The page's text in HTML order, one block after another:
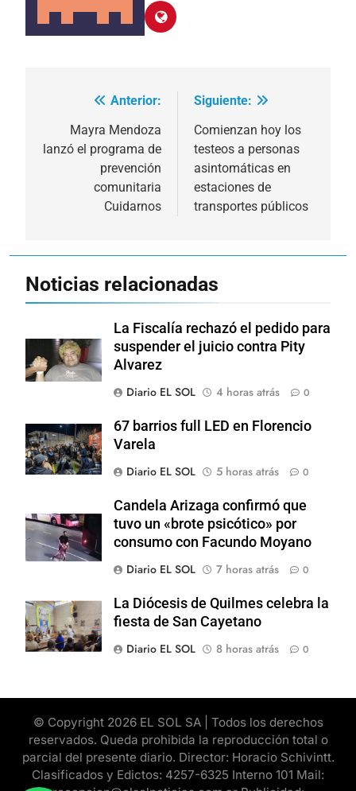
Navegación
entradas
Anterior:
Mayra Mendoza
lanzó el programa de
prevención
comunitaria
Cuidarnos
Siguiente:
Comienzan hoy los
testeos a personas
asintomáticas en
estaciones de
transportes públicos
Noticias relacionadas
La Fiscalía rechazó el pedido para
suspender el juicio contra Pity
Alvarez
Diario EL SOL
4 horas atrás 0
67 barrios full LED en Florencio
Varela
Diario EL SOL
5 horas atrás 0
Candela Arizaga confirmó que
tuvo un «brote psicótico» por
consumo con Facundo Moyano
Diario EL SOL
7 horas atrás 0
La Diócesis de Quilmes celebra la
fiesta de San Cayetano
Diario EL SOL
8 horas atrás 0
© Copyright 2026 EL SOL SA | Todos los derechos
reservados. Queda prohibida la reproducción total o
parcial del presente diario. Director: Horacio Schivintt.
Clasificados y Edictos: 4257-6325 Interno 101 Mail: